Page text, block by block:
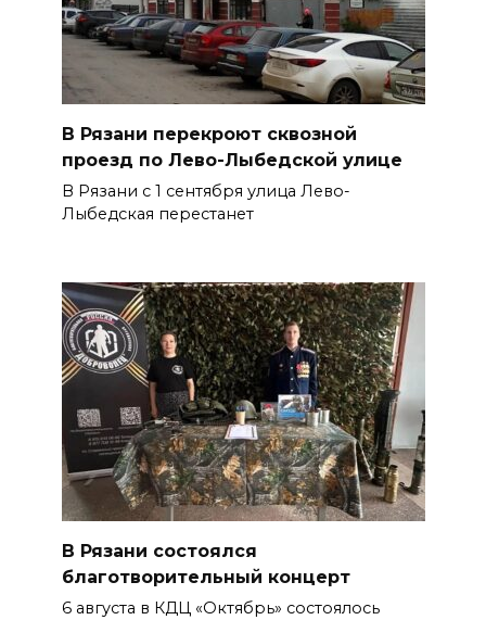
В Рязани перекроют сквозной
проезд по Лево-Лыбедской улице
В Рязани с 1 сентября улица Лево-
Лыбедская перестанет
В Рязани состоялся
благотворительный концерт
6 августа в КДЦ «Октябрь» состоялось